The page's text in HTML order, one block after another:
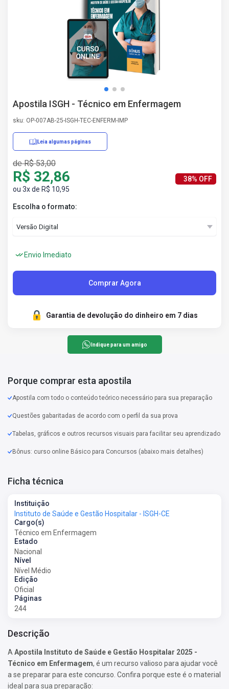
Apostila ISGH - Técnico em Enfermagem
sku: OP-007AB-25-ISGH-TEC-ENFERM-IMP
Leia algumas páginas
de R$ 53,00
R$ 32,86
ou 3x de R$ 10,95
38% OFF
Escolha o formato:
Envio Imediato
Comprar Agora
Garantia de devolução do dinheiro em 7 dias
Indique para um amigo
Porque comprar esta apostila
Apostila com todo o conteúdo teórico necessário para sua preparação
Questões gabaritadas de acordo com o perfil da sua prova
Tabelas, gráficos e outros recursos visuais para facilitar seu aprendizado
Bônus: curso online Básico para Concursos (abaixo mais detalhes)
Ficha técnica
Instituição
Instituto de Saúde e Gestão Hospitalar - ISGH-CE
Cargo(s)
Técnico em Enfermagem
Estado
Nacional
Nível
Nível Médio
Edição
Oficial
Páginas
244
Descrição
A Apostila Instituto de Saúde e Gestão Hospitalar 2025 -
Técnico em Enfermagem, é um recurso valioso para ajudar você
a se preparar para este concurso. Confira porque este é o material
ideal para sua preparação: